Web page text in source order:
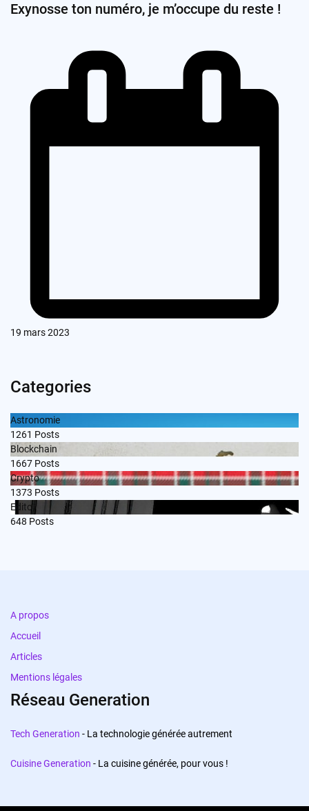
Exynosse ton numéro, je m’occupe du reste !
19 mars 2023
Categories
Astronomie
1261 Posts
Blockchain
1667 Posts
Crypto
1373 Posts
Edito
648 Posts
A propos
Accueil
Articles
Mentions légales
Réseau Generation
Tech Generation - La technologie générée autrement
Cuisine Generation - La cuisine générée, pour vous !